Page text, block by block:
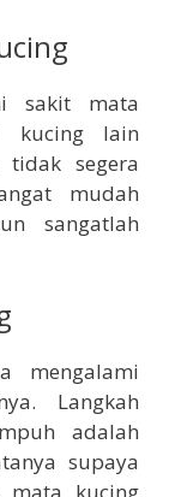
sakit mata
kucing lain
segera
mudah
sangatlah
mengalami
Langkah
adalah
supaya